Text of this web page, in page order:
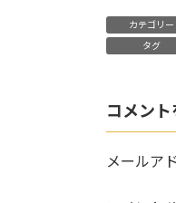
カテゴリー
タグ
コメン
メールア